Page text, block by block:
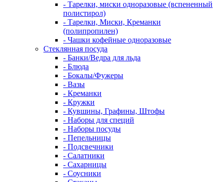
- Тарелки, миски одноразовые (вспененный
полистирол)
- Тарелки, Миски, Креманки
(полипропилен)
- Чашки кофейные одноразовые
Стеклянная посуда
- Банки/Ведра для льда
- Блюда
- Бокалы/Фужеры
- Вазы
- Креманки
- Кружки
- Кувшины, Графины, Штофы
- Наборы для специй
- Наборы посуды
- Пепельницы
- Подсвечники
- Салатники
- Сахарницы
- Соусники